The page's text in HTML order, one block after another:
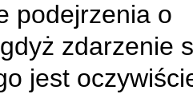
podejrzenia o
zdarzenie
jest